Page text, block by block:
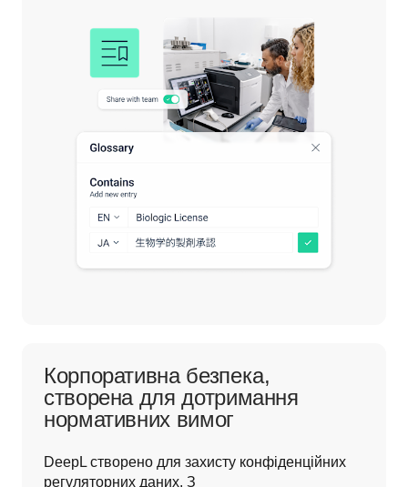
Корпоративна безпека,
створена для дотримання
нормативних вимог
DeepL створено для захисту конфіденційних